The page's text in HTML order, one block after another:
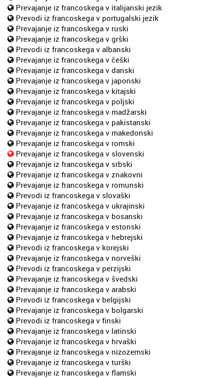
Prevajanje iz francoskega v italijanski jezik
Prevodi iz francoskega v portugalski jezik
Prevajanje iz francoskega v ruski
Prevajanje iz francoskega v grški
Prevodi iz francoskega v albanski
Prevajanje iz francoskega v češki
Prevajanje iz francoskega v danski
Prevajanje iz francoskega v japonski
Prevajanje iz francoskega v kitajski
Prevajanje iz francoskega v poljski
Prevajanje iz francoskega v madžarski
Prevajanje iz francoskega v pakistanski
Prevajanje iz francoskega v makedonski
Prevajanje iz francoskega v romski
Prevajanje iz francoskega v slovenski
Prevajanje iz francoskega v srbski
Prevajanje iz francoskega v znakovni
Prevajanje iz francoskega v romunski
Prevodi iz francoskega v slovaški
Prevajanje iz francoskega v ukrajinski
Prevajanje iz francoskega v bosanski
Prevajanje iz francoskega v estonski
Prevajanje iz francoskega v hebrejski
Prevodi iz francoskega v korejski
Prevajanje iz francoskega v norveški
Prevodi iz francoskega v perzijski
Prevajanje iz francoskega v švedski
Prevajanje iz francoskega v arabski
Prevodi iz francoskega v belgijski
Prevajanje iz francoskega v bolgarski
Prevodi iz francoskega v finski
Prevajanje iz francoskega v latinski
Prevajanje iz francoskega v hrvaški
Prevajanje iz francoskega v nizozemski
Prevajanje iz francoskega v turški
Prevajanje iz francoskega v flamski